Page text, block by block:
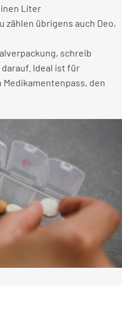
Liter
zählen übrigens auch Deo,
schreib
Ideal ist für
den